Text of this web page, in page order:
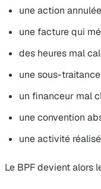
une action
une facture qui
des heures mal
une sous-
un financeur mal
une convention
une activité
Le BPF devient alors